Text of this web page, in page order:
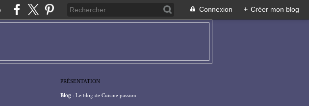
Connexion + Créer mon blog
PRÉSENTATION
Blog : Le blog de Cuisine passion